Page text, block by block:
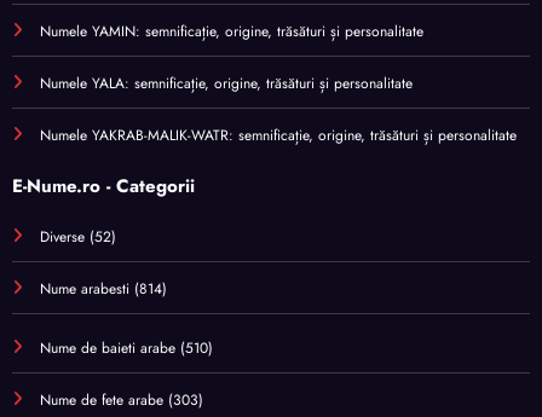
Numele YAMIN: semnificație, origine, trăsături și personalitate
Numele YALA: semnificație, origine, trăsături și personalitate
Numele YAKRAB-MALIK-WATR: semnificație, origine, trăsături și personalitate
E-Nume.ro - Categorii
Diverse (52)
Nume arabesti (814)
Nume de baieti arabe (510)
Nume de fete arabe (303)